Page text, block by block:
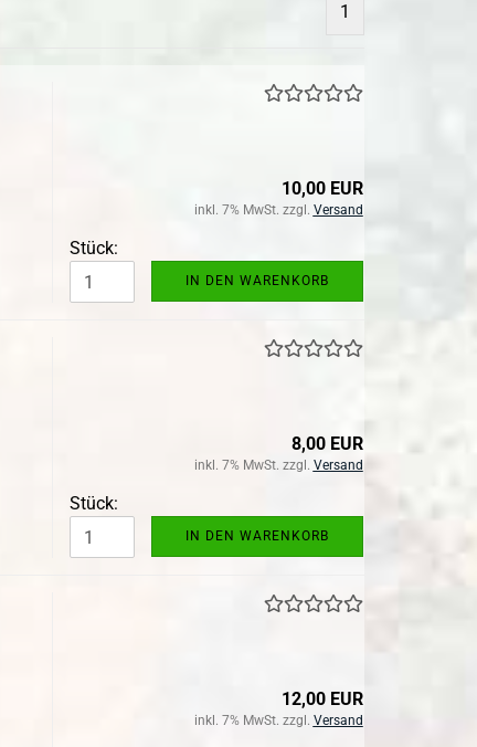
1
10,00 EUR
inkl. 7% MwSt. zzgl. Versand
Stück:
IN DEN WARENKORB
8,00 EUR
inkl. 7% MwSt. zzgl. Versand
Stück:
IN DEN WARENKORB
12,00 EUR
inkl. 7% MwSt. zzgl. Versand